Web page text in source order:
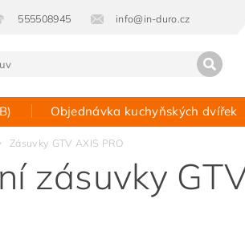
555508945 info@in-duro.cz
Objednávka kuchyňských dvířek
Zásuvky GTV AXIS PRO
zásuvky